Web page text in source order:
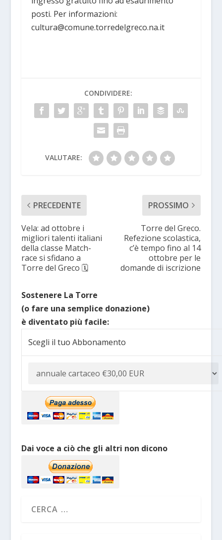
posti. Per informazioni:
cultura@comune.torredelgreco.na.it
CONDIVIDERE:
VALUTARE:
PRECEDENTE
Vela: ad ottobre i
migliori talenti italiani
della classe Match-
race si sfidano a
Torre del Greco 🗓
PROSSIMO
Torre del Greco.
Refezione scolastica,
c’è tempo fino al 14
ottobre per le
domande di iscrizione
Sostenere La Torre
(o fare una semplice donazione)
è diventato più facile:
Scegli il tuo Abbonamento
Dai voce a ciò che gli altri non dicono